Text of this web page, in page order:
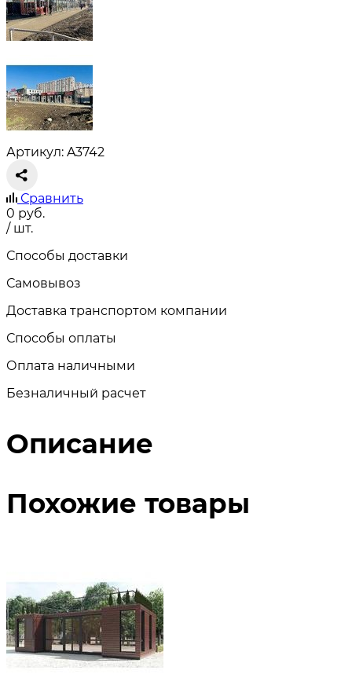
Артикул: A3742
Сравнить
0 руб.
/ шт.
Способы доставки
Самовывоз
Доставка транспортом компании
Способы оплаты
Оплата наличными
Безналичный расчет
Описание
Похожие товары